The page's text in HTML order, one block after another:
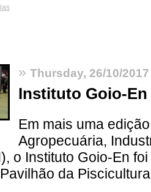
» Thursday, 26/10/2017
Instituto Goio-En
Em mais uma
Agropecuária,
o Instituto Goio-En
da